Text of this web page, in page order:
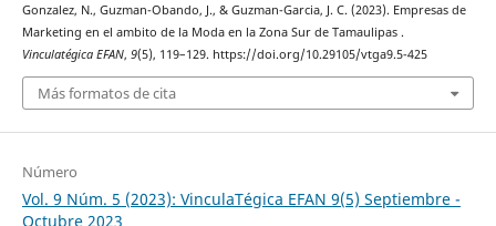
Gonzalez, N., Guzman-Obando, J., & Guzman-Garcia, J. C. (2023). Empresas de
Marketing en el ambito de la Moda en la Zona Sur de Tamaulipas .
Vinculatégica EFAN, 9(5), 119–129. https://doi.org/10.29105/vtga9.5-425
Más formatos de cita
Número
Vol. 9 Núm. 5 (2023): VinculaTégica EFAN 9(5) Septiembre -
Octubre 2023